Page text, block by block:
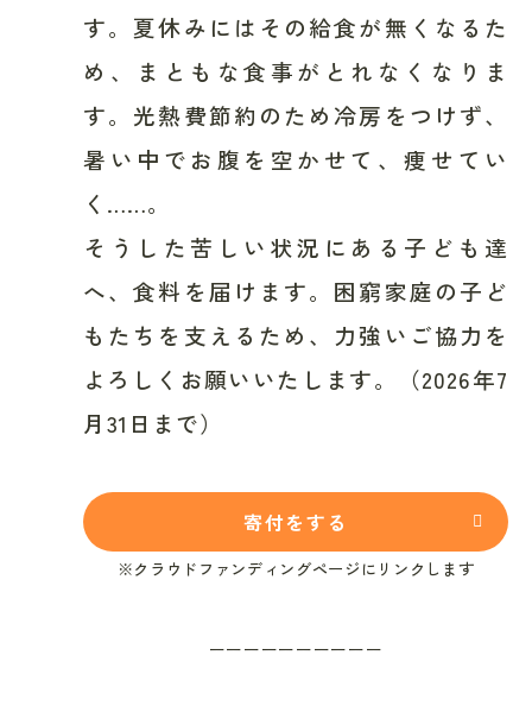
す。夏休みにはその給食が無くなるた
め、まともな食事がとれなくなりま
す。光熱費節約のため冷房をつけず、
暑い中でお腹を空かせて、痩せてい
く……。
そうした苦しい状況にある子ども達
へ、食料を届けます。困窮家庭の子ど
もたちを支えるため、力強いご協力を
よろしくお願いいたします。（2026年7
月31日まで）
寄付をする
※クラウドファンディングページにリンクします
ーーーーーーーーーー